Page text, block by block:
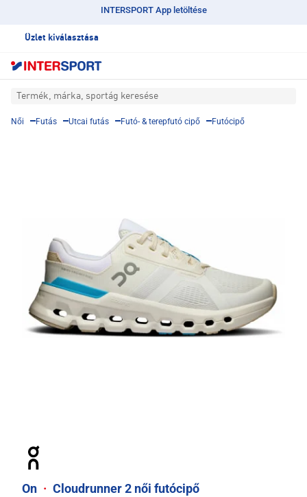
INTERSPORT App letöltése
Üzlet kiválasztása
Termék, márka, sportág keresése
Női Futás Utcai futás Futó- & terepfutó cipő Futócipő
On · Cloudrunner 2 női futócipő